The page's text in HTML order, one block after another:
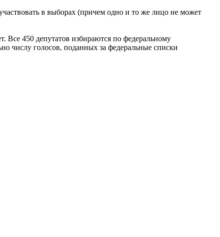
в выборах (причем одно и то же лицо не может
Все 450 депутатов избираются по федеральному
числу голосов, поданных за федеральные списки
креплениями. Номера нагрудных знаков
депутата, для памятного хранения.
по ним:
её аудиторов;
конституционным законом;
Конституцией Российской Федерации.